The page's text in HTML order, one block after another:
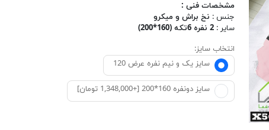
مشخصات فنی :
جنس : نخ براش و میکرو
سایر : 2 نفره 6تکه (160*200)
انتخاب سایز:
سایز یک و نیم نفره عرض 120
سایز دونفره 160*200 [+1,348,000 تومان]